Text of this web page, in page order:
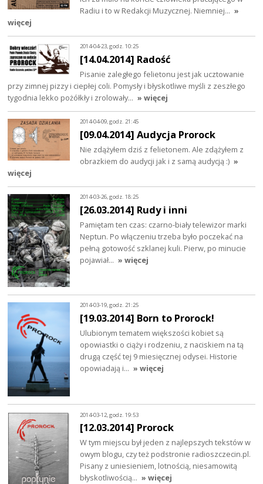
Radiu i to w Redakcji Muzycznej. Niemniej… »
więcej
2014-04-23, godz. 10:25
[14.04.2014] Radość
Pisanie zaległego felietonu jest jak ucztowanie
przy zimnej pizzy i ciepłej coli. Pomysły i błyskotliwe myśli z zeszłego
tygodnia lekko pożółkły i zrolowały… » więcej
2014-04-09, godz. 21:45
[09.04.2014] Audycja Prorock
Nie zdążyłem dziś z felietonem. Ale zdążyłem z
obrazkiem do audycji jak i z samą audycją :) »
więcej
2014-03-26, godz. 18:25
[26.03.2014] Rudy i inni
Pamiętam ten czas: czarno-biały telewizor marki
Neptun. Po włączeniu trzeba było poczekać na
pełną gotowość szklanej kuli. Pierw, po minucie
pojawiał… » więcej
2014-03-19, godz. 21:25
[19.03.2014] Born to Prorock!
Ulubionym tematem większości kobiet są
opowiastki o ciąży i rodzeniu, z naciskiem na tą
drugą część tej 9 miesięcznej odysei. Historie
opowiadają i… » więcej
2014-03-12, godz. 19:53
[12.03.2014] Prorock
W tym miejscu był jeden z najlepszych tekstów w
owym blogu, czy też podstronie radioszczecin.pl.
Pisany z uniesieniem, lotnością, niesamowitą
błyskotliwością… » więcej